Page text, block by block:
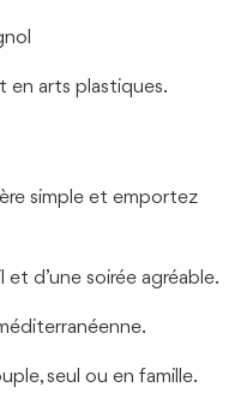
en arts plastiques.
simple et emportez
d’une soirée agréable.
seul ou en famille.